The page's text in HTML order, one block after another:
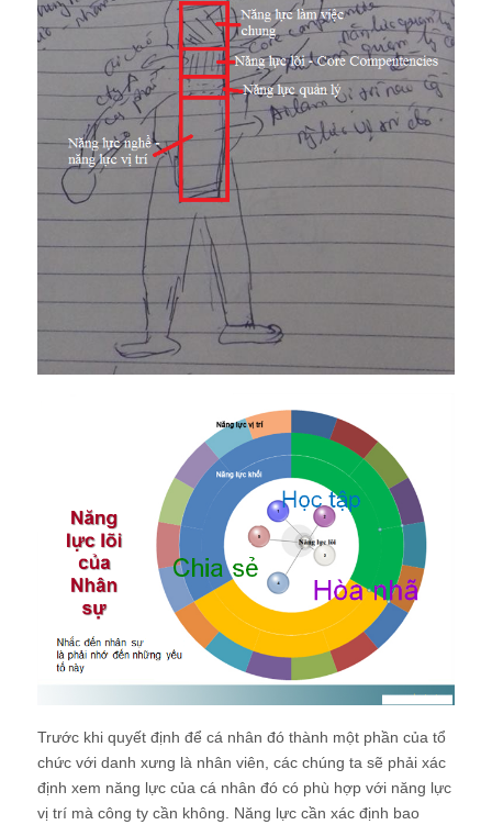
Trước khi quyết định để cá nhân đó thành một phần của tổ
chức với danh xưng là nhân viên, các chúng ta sẽ phải xác
định xem năng lực của cá nhân đó có phù hợp với năng lực
vị trí mà công ty cần không. Năng lực cần xác định bao